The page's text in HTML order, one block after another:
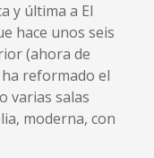
y última a El
hace unos seis
(ahora de
reformado el
varias salas
moderna, con